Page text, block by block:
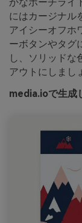
かなポーチライ
にはカージナル
アイシーオフホ
ーボタンやタグ
し、ソリッドな
アウトにしまし
media.ioで生成